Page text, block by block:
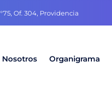
Of. 304, Providencia
Nosotros Organigrama